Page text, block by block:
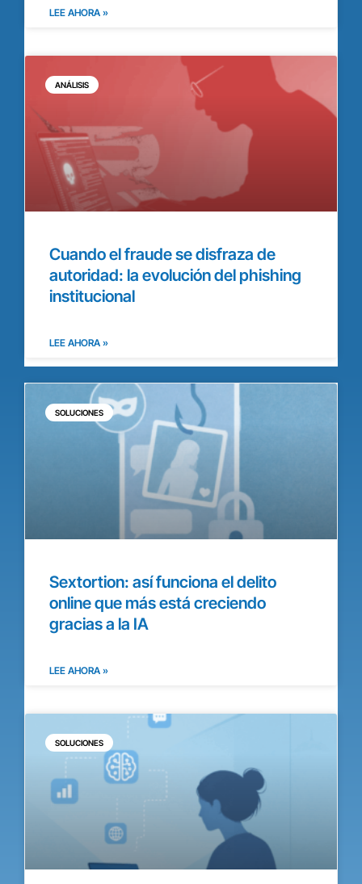
LEE AHORA »
ANÁLISIS
Cuando el fraude se disfraza de
autoridad: la evolución del phishing
institucional
LEE AHORA »
SOLUCIONES
Sextortion: así funciona el delito
online que más está creciendo
gracias a la IA
LEE AHORA »
SOLUCIONES